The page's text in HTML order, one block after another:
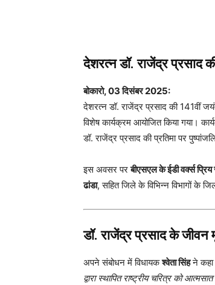
देशरत्न डॉ. राजेंद्र प्रसाद
बोकारो, 03 दिसंबर 2025:
देशरत्न डॉ. राजेंद्र प्रसाद की 141वीं
विशेष कार्यक्रम आयोजित किया गया।
डॉ. राजेंद्र प्रसाद की प्रतिमा पर
इस अवसर परबीएसएल के ईडी वर्क्स
ढांडा, सहित जिले के विभिन्न विभागों के
डॉ. राजेंद्र प्रसाद के
अपने संबोधन में विधायकश्वेता सिंहने कहा
द्वारा स्थापित राष्ट्रीय चरित्र को